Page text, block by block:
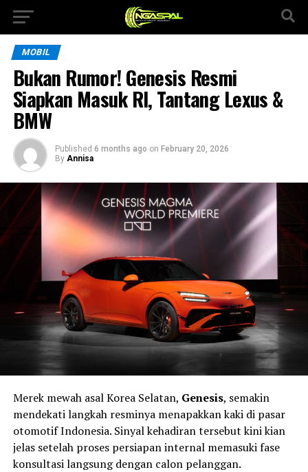
MOBIL
Bukan Rumor! Genesis Resmi
Siapkan Masuk RI, Tantang Lexus &
BMW
Published 6 months ago on February 20, 2026
By Annisa
Merek mewah asal Korea Selatan, Genesis, semakin
mendekati langkah resminya menapakkan kaki di pasar
otomotif Indonesia. Sinyal kehadiran tersebut kini kian
jelas setelah proses persiapan internal memasuki fase
konsultasi langsung dengan calon pelanggan.